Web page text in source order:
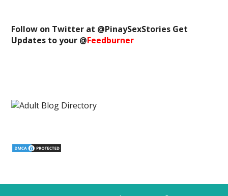
Follow on Twitter at @PinaySexStories Get
Updates to your @Feedburner